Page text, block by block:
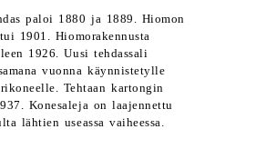
paloi 1880 ja 1889. Hiomon
1901. Hiomorakennusta
1926. Uusi tehdassali
vuonna käynnistetylle
Tehtaan kartongin
Konesaleja on laajennettu
lähtien useassa vaiheessa.